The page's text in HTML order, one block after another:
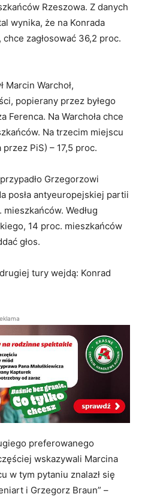
Rzeszowa. Z danych
wynika, że na Konrada
zagłosować 36,2 proc.
Marcin Warchoł,
popierany przez byłego
Ferenca. Na Warchoła chce
Na trzecim miejscu
PiS) – 17,5 proc.
Grzegorzowi
posła antyeuropejskiej partii
Według
14 proc. mieszkańców
głos.
tury wejdą: Konrad
preferowanego
wskazywali Marcina
w tym pytaniu znalazł się
i Grzegorz Braun” –